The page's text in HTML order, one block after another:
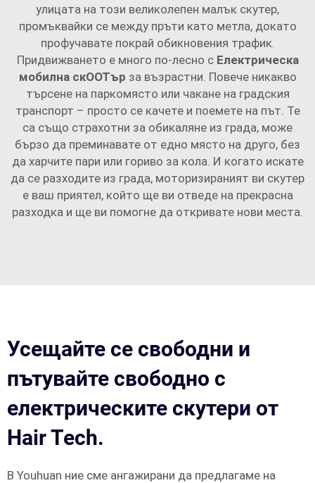
улицата на този великолепен малък скутер,
промъквайки се между пръти като метла, докато
профучавате покрай обикновения трафик.
Придвижването е много по-лесно с Електрическа
мобилна скOOTър за възрастни. Повече никакво
търсене на паркомясто или чакане на градския
транспорт – просто се качете и поемете на път. Те
са също страхотни за обикаляне из града, може
бързо да преминавате от едно място на друго, без
да харчите пари или гориво за кола. И когато искате
да се разходите из града, моторизираният ви скутер
е ваш приятел, който ще ви отведе на прекрасна
разходка и ще ви помогне да откривате нови места.
Усещайте се свободни и
пътувайте свободно с
електрическите скутери от
Hair Tech.
В Youhuan ние сме ангажирани да предлагаме на